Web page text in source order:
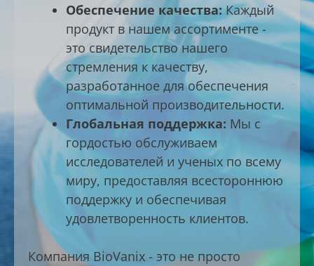
Обеспечение качества:Каждый
продукт в нашем ассортименте -
это свидетельство нашего
стремления к качеству,
разработанное для обеспечения
оптимальной производительности.
Глобальная поддержка: Мы с
гордостью обслуживаем
исследователей и ученых по всему
миру, предоставляя всестороннюю
поддержку и обеспечивая
удовлетворенность клиентов.
Компания BioVanix - это не просто